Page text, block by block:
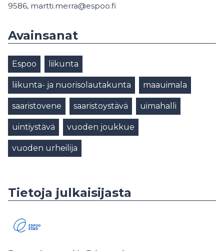
9586, martti.merra@espoo.fi
Avainsanat
Espoo liikunta
liikunta- ja nuorisolautakunta maauimala
saaristovene saaristoystävä uimahalli
uintiystävä vuoden joukkue
vuoden urheilija
Tietoja julkaisijasta